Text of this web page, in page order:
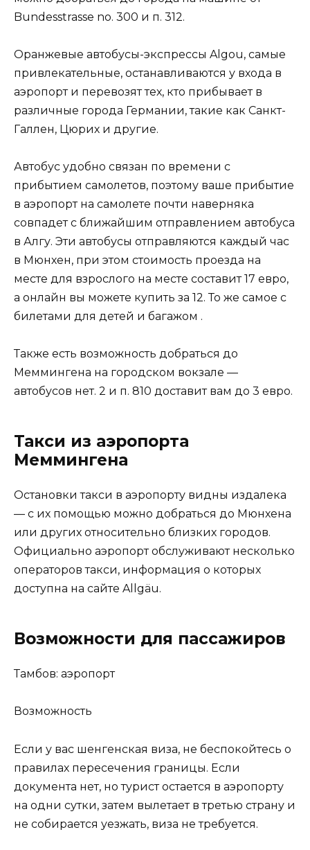
Bundesstrasse no. 300 и п. 312.
Оранжевые автобусы-экспрессы Algou, самые
привлекательные, останавливаются у входа в
аэропорт и перевозят тех, кто прибывает в
различные города Германии, такие как Санкт-
Галлен, Цюрих и другие.
Автобус удобно связан по времени с
прибытием самолетов, поэтому ваше прибытие
в аэропорт на самолете почти наверняка
совпадет с ближайшим отправлением автобуса
в Алгу. Эти автобусы отправляются каждый час
в Мюнхен, при этом стоимость проезда на
месте для взрослого на месте составит 17 евро,
а онлайн вы можете купить за 12. То же самое с
билетами для детей и багажом .
Также есть возможность добраться до
Меммингена на городском вокзале —
автобусов нет. 2 и п. 810 доставит вам до 3 евро.
Такси из аэропорта
Меммингена
Остановки такси в аэропорту видны издалека
— с их помощью можно добраться до Мюнхена
или других относительно близких городов.
Официально аэропорт обслуживают несколько
операторов такси, информация о которых
доступна на сайте Allgäu.
Возможности для пассажиров
Тамбов: аэропорт
Возможность
Если у вас шенгенская виза, не беспокойтесь о
правилах пересечения границы. Если
документа нет, но турист остается в аэропорту
на одни сутки, затем вылетает в третью страну и
не собирается уезжать, виза не требуется.